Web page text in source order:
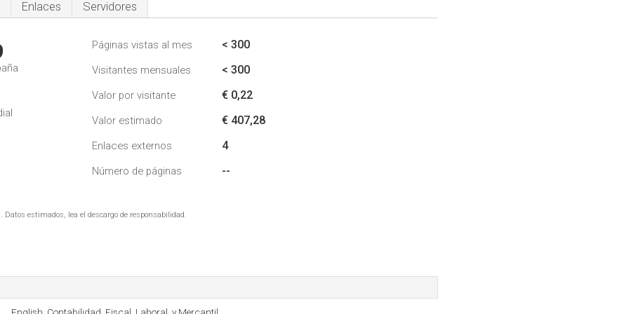
Enlaces Servidores
Páginas vistas al mes < 300
Visitantes mensuales < 300
Valor por visitante € 0,22
Valor estimado € 407,28
Enlaces externos 4
Número de páginas --
estimados, lea el descargo de responsabilidad.